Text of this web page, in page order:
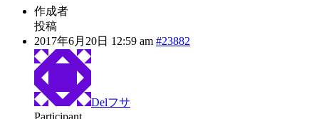
作成者
投稿
2017年6月20日 12:59 am #23882
Delフサ